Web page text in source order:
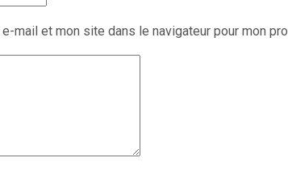
mail et mon site dans le navigateur pour mon